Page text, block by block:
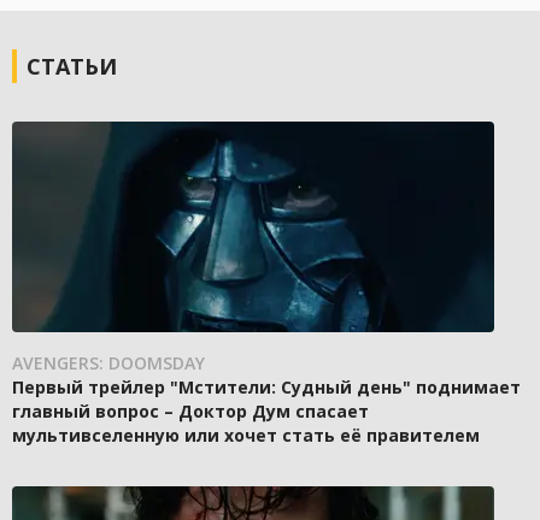
СТАТЬИ
AVENGERS: DOOMSDAY
Первый трейлер "Мстители: Судный день" поднимает
главный вопрос – Доктор Дум спасает
мультивселенную или хочет стать её правителем